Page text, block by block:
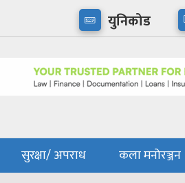
युनिकोड
सुरक्षा/ अपराध कला मनोरञ्जन